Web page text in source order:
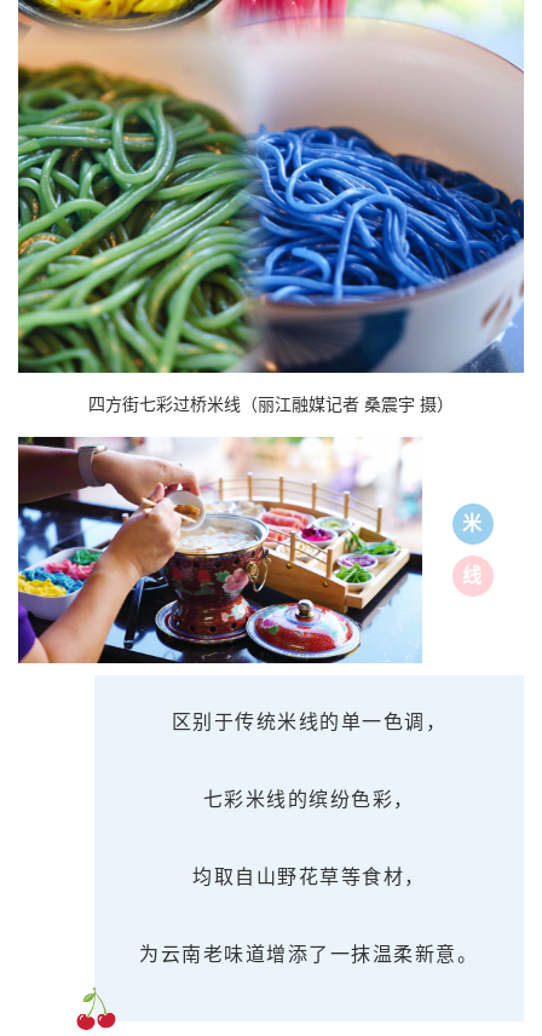
四方街七彩过桥米线（丽江融媒记者 桑震宇 摄）
米
线
区别于传统米线的单一色调，
七彩米线的缤纷色彩，
均取自 山野花草等食材，
为云南老味道增添了一抹温柔新意。